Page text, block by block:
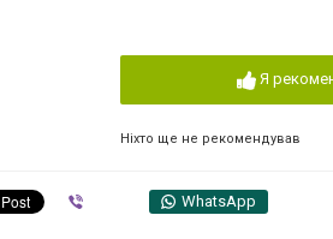
Я
Ніхто ще не рекомендував
WhatsApp